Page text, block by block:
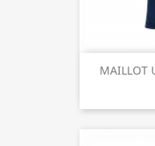
MAILLOT